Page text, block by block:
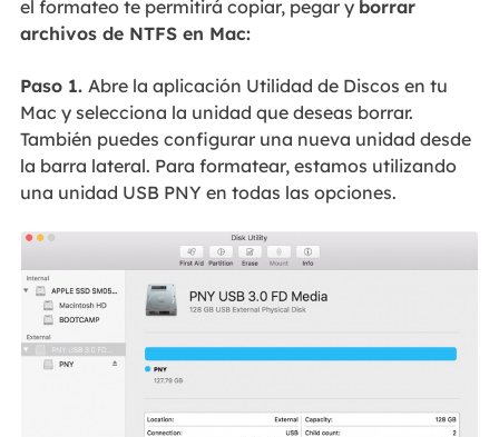
el formateo te permitirá copiar, pegar y borrar
archivos de NTFS en Mac:
Paso 1. Abre la aplicación Utilidad de Discos en tu
Mac y selecciona la unidad que deseas borrar.
También puedes configurar una nueva unidad desde
la barra lateral. Para formatear, estamos utilizando
una unidad USB PNY en todas las opciones.